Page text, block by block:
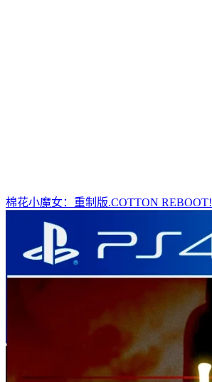
棉花小魔女：重制版.COTTON REBOOT!